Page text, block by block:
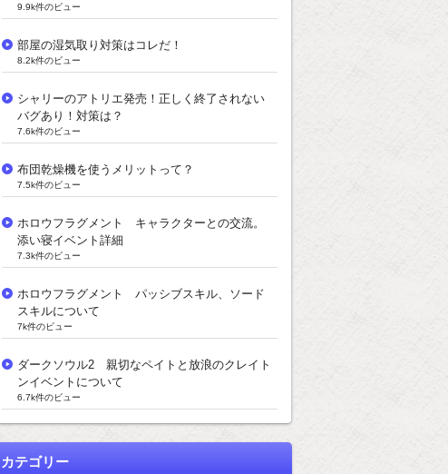
9.9k件のビュー
部屋の湿気取り対策はコレだ！
8.2k件のビュー
シャリーのアトリエ発売！正しく終了されない
バグあり！対策は？
7.6k件のビュー
布団乾燥機を使うメリットって？
7.5k件のビュー
ホロウフラグメント キャラクターとの交流。
添い寝イベント詳細
7.3k件のビュー
ホロウフラグメント パッシブスキル、ソード
スキルについて
7k件のビュー
ダークソウル2 親切なペイトと放浪のクレイト
ンイベントについて
6.7k件のビュー
カテゴリー